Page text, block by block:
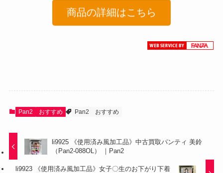
商品の詳細はこちら
Pan2 おすすめ Pan2 おすすめ
li9925 《使用済み風加工品》中古買取パンティ 美鈴
（Pan2-088OL） ｜Pan2
li9923 《使用済み風加工品》女子〇生のお下がり下着